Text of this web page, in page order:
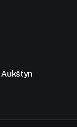
Aukštyn